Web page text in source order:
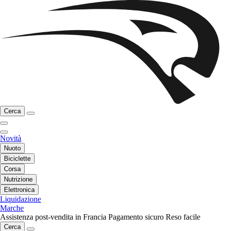
Cerca
Novità
Nuoto
Biciclette
Corsa
Nutrizione
Elettronica
Liquidazione
Marche
Assistenza post-vendita in Francia Pagamento sicuro Reso facile
Cerca